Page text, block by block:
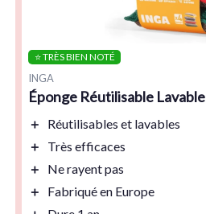
⭐ TRÈS BIEN NOTÉ
INGA
Éponge Réutilisable Lavable
＋ Réutilisables et lavables
＋
Très efficaces
＋
Ne rayent pas
＋
Fabriqué en Europe